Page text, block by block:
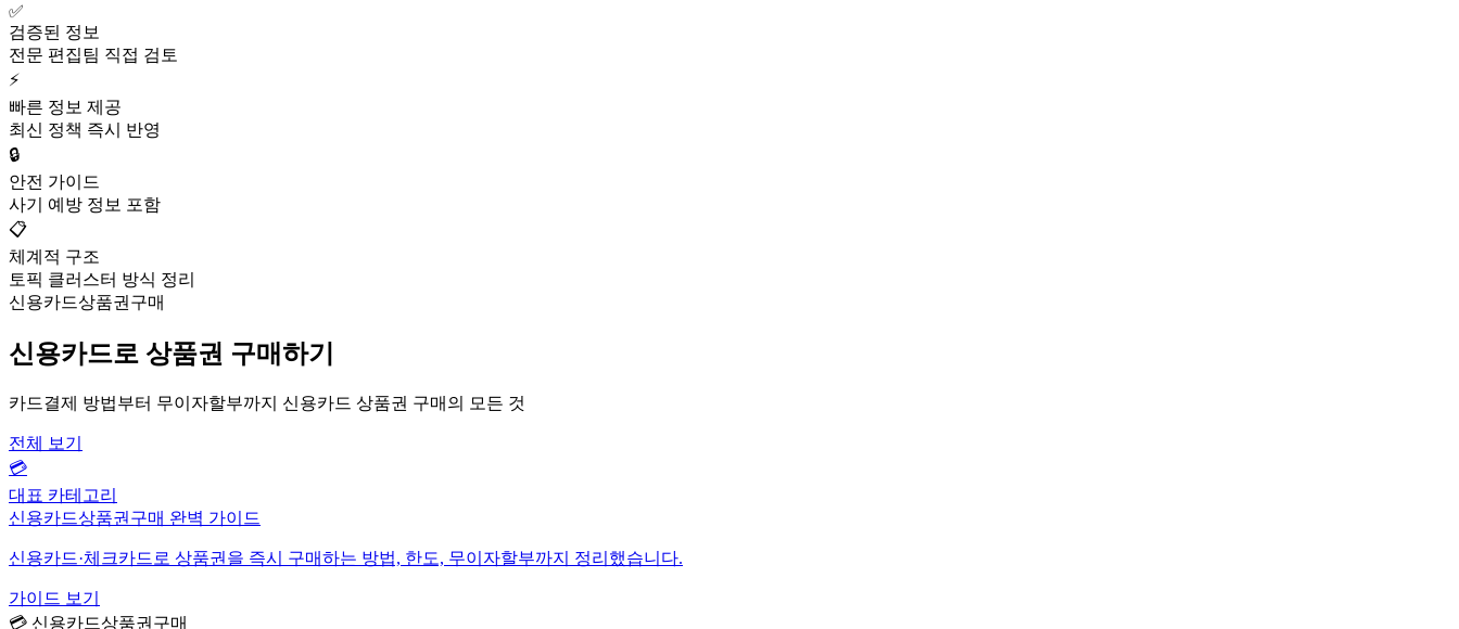
✅
검증된 정보
전문 편집팀 직접 검토
⚡
빠른 정보 제공
최신 정책 즉시 반영
🔒
안전 가이드
사기 예방 정보 포함
📋
체계적 구조
토픽 클러스터 방식 정리
신용카드상품권구매
신용카드로 상품권 구매하기
카드결제 방법부터 무이자할부까지 신용카드 상품권 구매의 모든 것
전체 보기
💳
대표 카테고리
신용카드상품권구매 완벽 가이드
신용카드·체크카드로 상품권을 즉시 구매하는 방법, 한도, 무이자할부까지 정리했습니다.
가이드 보기
💳 신용카드상품권구매